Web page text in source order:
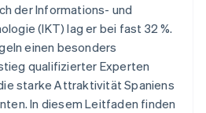
der Informations- und
(IKT) lag er bei fast 32 %.
einen besonders
qualifizierter Experten
starke Attraktivität Spaniens
In diesem Leitfaden finden